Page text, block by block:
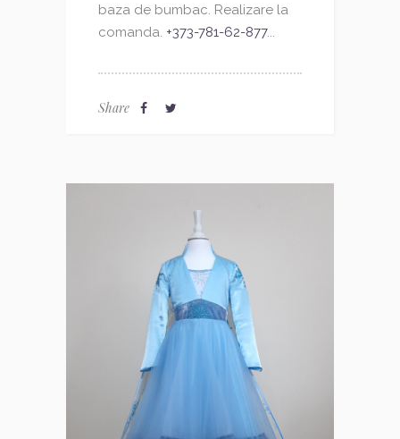
baza de bumbac. Realizare la
comanda. +373-781-62-877...
Share